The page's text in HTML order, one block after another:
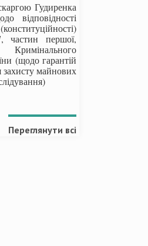
Гудиренка
відповідності
частин першої,
(щодо гарантій
захисту майнових
Переглянути всі